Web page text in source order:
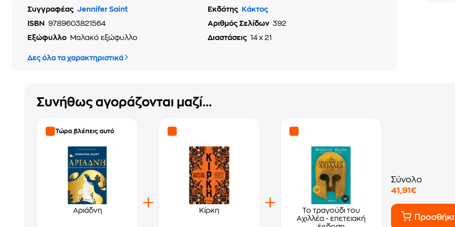
Συγγραφέας Jennifer Saint Εκδότης
Κάκτος
ISBN
9789603821564 Αριθμός Σελίδων 392
Εξώφυλλο
Μαλακό εξώφυλλο Διαστάσεις 14 x 21
Δες όλα τα χαρακτηριστικά
Συνήθως αγοράζονται μαζί...
Τώρα βλέπεις αυτό
Αριάδνη Κίρκη
Το τραγούδι του
Αχιλλέα - επετειακή
Σύνολο
41,91€